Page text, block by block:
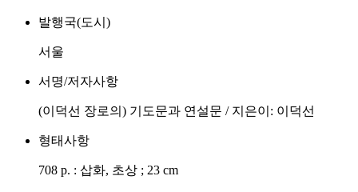
발행국(도시)
서울
서명/저자사항
(이덕선 장로의) 기도문과 연설문 / 지은이: 이덕선
형태사항
708 p. : 삽화, 초상 ; 23 cm